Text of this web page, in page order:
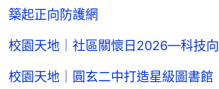
築起正向防護網
校園天地｜社區關懷日2026—科技
校園天地｜圓玄二中打造星級圖書